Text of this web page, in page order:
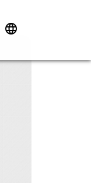
language